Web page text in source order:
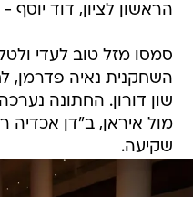
הראשון לציון, דוד
סמסו מזל טוב לעדי
השחקנית נאיה פדרמן,
שון דורון. החתונה
מול איראן, ב"דן אכדיה
שקיעה.